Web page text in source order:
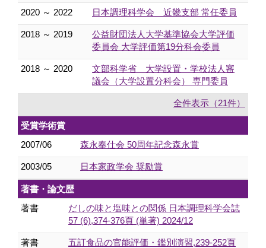
2020 ～ 2022 日本調理科学会 近畿支部 常任委員
2018 ～ 2019
公益財団法人大学基準協会大学評価
委員会 大学評価第19分科会委員
2018 ～ 2020
文部科学省 大学設置・学校法人審
議会（大学設置分科会） 専門委員
全件表示（21件）
受賞学術賞
2007/06
森永奉仕会 50周年記念森永賞
2003/05 日本家政学会 奨励賞
著書・論文歴
著書
だしの味と塩味との関係 日本調理科学会誌
57 (6),374-376頁 (単著) 2024/12
著書
五訂食品の官能評価・鑑別演習,239-252頁